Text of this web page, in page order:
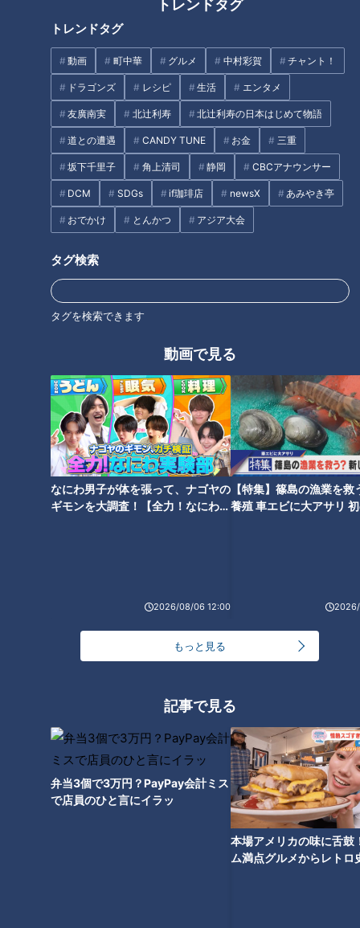
トレンドタグ
トレンドタグ
動画 町中華 グルメ 中村彩賀 チャント！
ドラゴンズ レシピ 生活 エンタメ
友廣南実 北辻利寿 北辻利寿の日本はじめて物語
道との遭遇 CANDY TUNE お金 三重
坂下千里子 角上清司 静岡 CBCアナウンサー
DCM SDGs if珈琲店 newsX あみやき亭
おでかけ とんかつ アジア大会
タグ検索
タグを検索できます
動画で見る
なにわ男子が体を張って、ナゴヤの
ギモンを大調査！【全力！なにわ実
2026/08/06 12:00
【特集】篠島の漁業を救
養殖 車エビに大アサリ
もっと見る
記事で見る
弁当3個で3万円？PayPay会計ミス
で店員のひと言にイラッ
本場アメリカの味に舌鼓
ム満点グルメからレトロ
CBCテレビ：画像『チャント！』
愛知県美浜町上野間地区に江戸時代から伝わるという「裸まい
り」は、大みそかから元旦にかけて行われます。大みそかの
夜、宿（やど）と呼ばれる公民館に集まっていた人たちにどん
な祭りか尋ねました。
（厄男・鈴木保行さん）
りで若い衆に…」
「裸まいり」とは、新年に本厄を迎える男たちに代わり、町の
（氏子総代・大﨑申示さん）
「それ以上（の年齢）は無理。死んじゃう。恐ろしい」
厄男本人がやると死んでしまうほど過酷だといいます。0時を
迎え、年越しが終わると宿を出た若衆。すぐ傍に特設されたお
風呂で体を温めます。その後、ふんどし姿で体を寄せ合い、向
厄払いを任された若衆の体を生まれたままの姿で清める、厳重
な禊のため。